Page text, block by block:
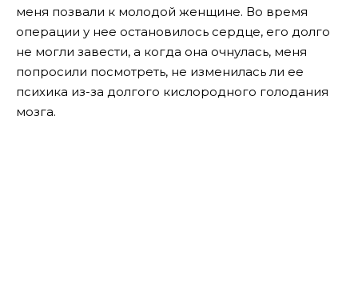
меня позвали к молодой женщине. Во время
операции у нее остановилось сердце, его долго
не могли завести, а когда она очнулась, меня
попросили посмотреть, не изменилась ли ее
психика из-за долгого кислородного голодания
мозга.